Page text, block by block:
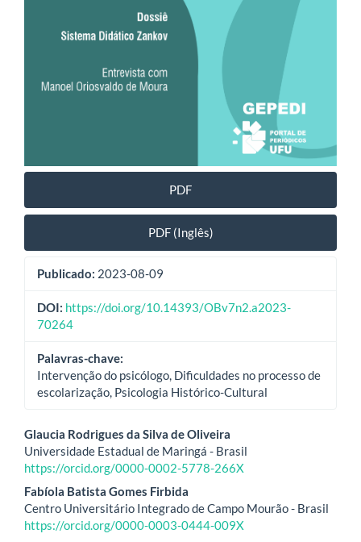
PDF
PDF (Inglês)
Publicado: 2023-08-09
DOI: https://doi.org/10.14393/OBv7n2.a2023-
70264
Palavras-chave:
Intervenção do psicólogo, Dificuldades no processo de
escolarização, Psicologia Histórico-Cultural
Conteúdo
do
artigo
principal
Glaucia Rodrigues da Silva de Oliveira
Universidade Estadual de Maringá - Brasil
https://orcid.org/0000-0002-5778-266X
Fabíola Batista Gomes Firbida
Centro Universitário Integrado de Campo Mourão - Brasil
https://orcid.org/0000-0003-0444-009X